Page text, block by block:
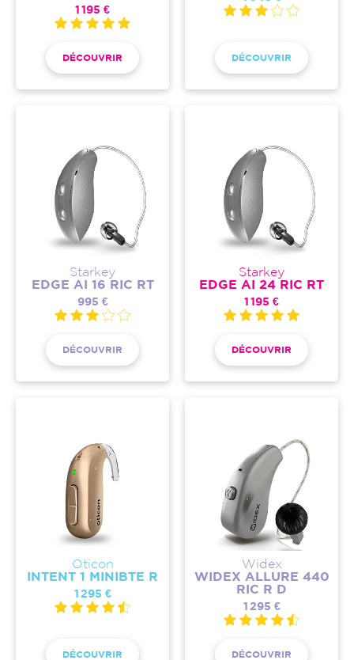
1 195 €
DÉCOUVRIR DÉCOUVRIR
Starkey
EDGE AI 16 RIC RT
995 €
DÉCOUVRIR
Starkey
EDGE AI 24 RIC RT
1 195 €
DÉCOUVRIR
Oticon
INTENT 1 MINIBTE R
1 295 €
DÉCOUVRIR
Widex
WIDEX ALLURE 440
RIC R D
1 295 €
DÉCOUVRIR